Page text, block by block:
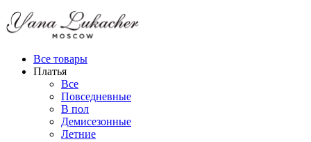
Все товары
Платья
Все
Повседневные
В пол
Демисезонные
Летние